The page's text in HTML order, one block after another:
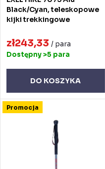
p
r
o
k
t
d
u
k
w
Black/Cyan, teleskopowe
kijki trekkingowe
zł243,33 / para
Dostępny>5 para
DO KOSZYKA
Promocja